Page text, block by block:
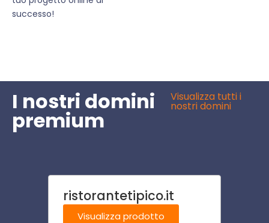
successo!
I nostri domini
premium
Visualizza tutti i
nostri domini
ristorantetipico.it
Visualizza prodotto